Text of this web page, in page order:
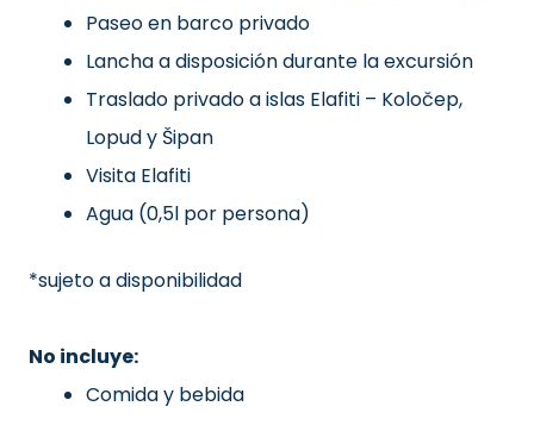
Paseo en barco privado
Lancha a disposición durante la excursión
Traslado privado a islas Elafiti – Koločep,
Lopud y Šipan
Visita Elafiti
Agua (0,5l por persona)
*sujeto a disponibilidad
No incluye:
Comida y bebida